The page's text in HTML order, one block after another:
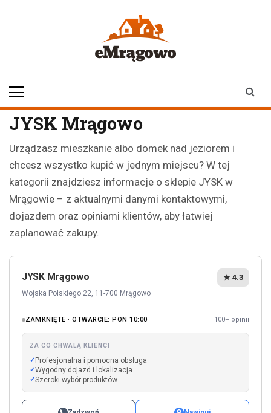
JYSK Mrągowo
Urządzasz mieszkanie albo domek nad jeziorem i
chcesz wszystko kupić w jednym miejscu? W tej
kategorii znajdziesz informacje o sklepie JYSK w
Mrągowie – z aktualnymi danymi kontaktowymi,
dojazdem oraz opiniami klientów, aby łatwiej
zaplanować zakupy.
JYSK Mrągowo
Wojska Polskiego 22, 11-700 Mrągowo
★ 4.3
ZAMKNIĘTE · OTWARCIE: PON 10:00 100+ opinii
ZA CO CHWALĄ KLIENCI
Profesjonalna i pomocna obsługa
Wygodny dojazd i lokalizacja
Szeroki wybór produktów